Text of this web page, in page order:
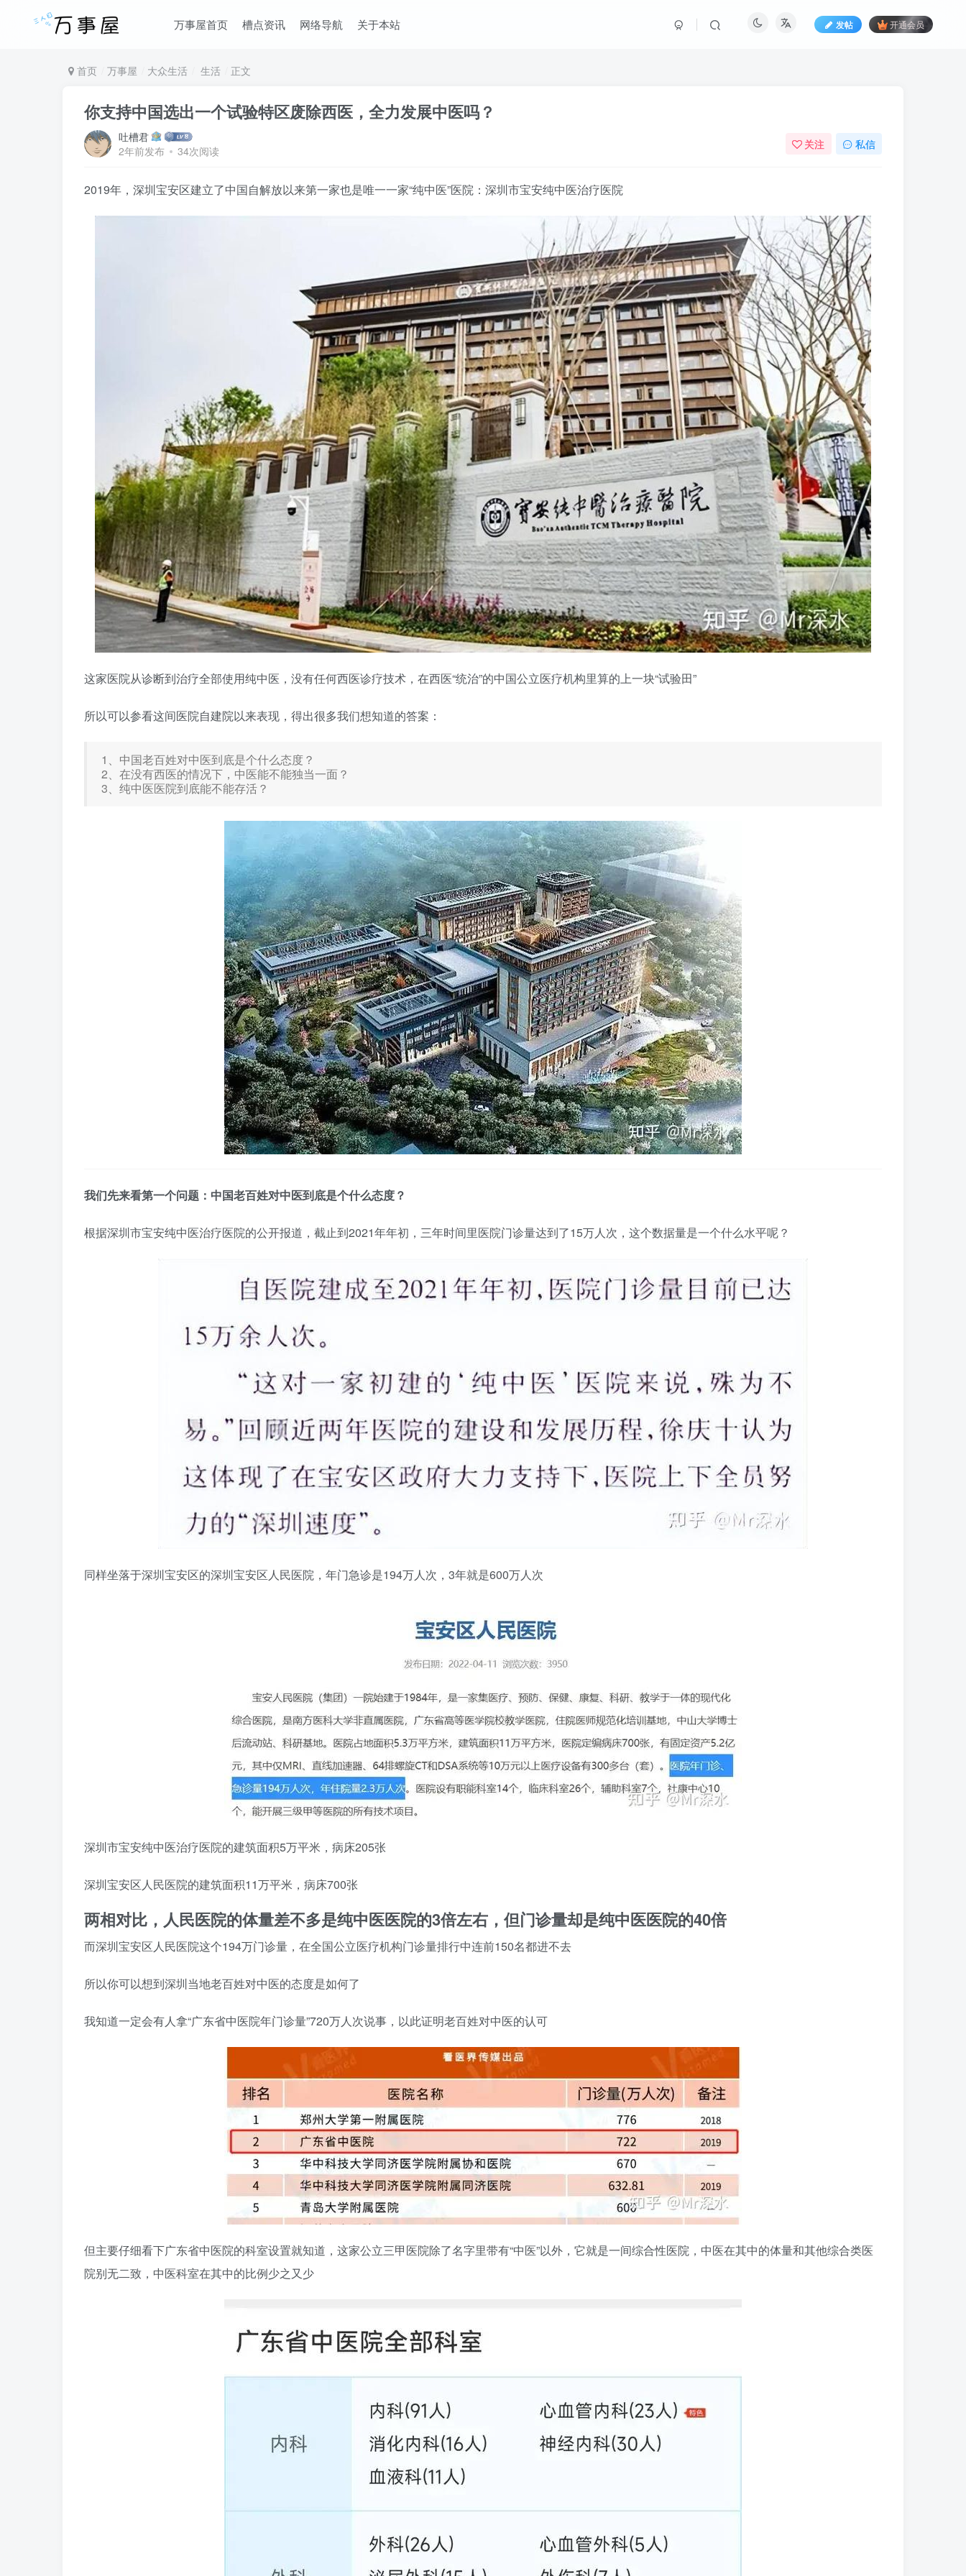
万事屋首页 槽点资讯 网络导航 关于本站 发帖 开通会员
首页 万事屋 大众生活 生活 正文
你支持中国选出一个试验特区废除西医，全力发展中医吗？
吐槽君
2年前发布
34次阅读 关注 私信
2019年，深圳宝安区建立了中国自解放以来第一家也是唯一一家“纯中医”医院：深圳市宝安纯中医治疗医院
这家医院从诊断到治疗全部使用纯中医，没有任何西医诊疗技术，在西医“统治”的中国公立医疗机构里算的上一块“试验田”
所以可以参看这间医院自建院以来表现，得出很多我们想知道的答案：
1、中国老百姓对中医到底是个什么态度？
2、在没有西医的情况下，中医能不能独当一面？
3、纯中医医院到底能不能存活？
我们先来看第一个问题：中国老百姓对中医到底是个什么态度？
根据深圳市宝安纯中医治疗医院的公开报道，截止到2021年年初，三年时间里医院门诊量达到了15万人次，这个数据量是一个什么水平呢？
同样坐落于深圳宝安区的深圳宝安区人民医院，年门急诊是194万人次，3年就是600万人次
深圳市宝安纯中医治疗医院的建筑面积5万平米，病床205张
深圳宝安区人民医院的建筑面积11万平米，病床700张
两相对比，人民医院的体量差不多是纯中医医院的3倍左右，但门诊量却是纯中医医院的40倍
而深圳宝安区人民医院这个194万门诊量，在全国公立医疗机构门诊量排行中连前150名都进不去
所以你可以想到深圳当地老百姓对中医的态度是如何了
我知道一定会有人拿“广东省中医院年门诊量”720万人次说事，以此证明老百姓对中医的认可
但主要仔细看下广东省中医院的科室设置就知道，这家公立三甲医院除了名字里带有“中医”以外，它就是一间综合性医院，中医在其中的体量和其他综合类医
院别无二致，中医科室在其中的比例少之又少